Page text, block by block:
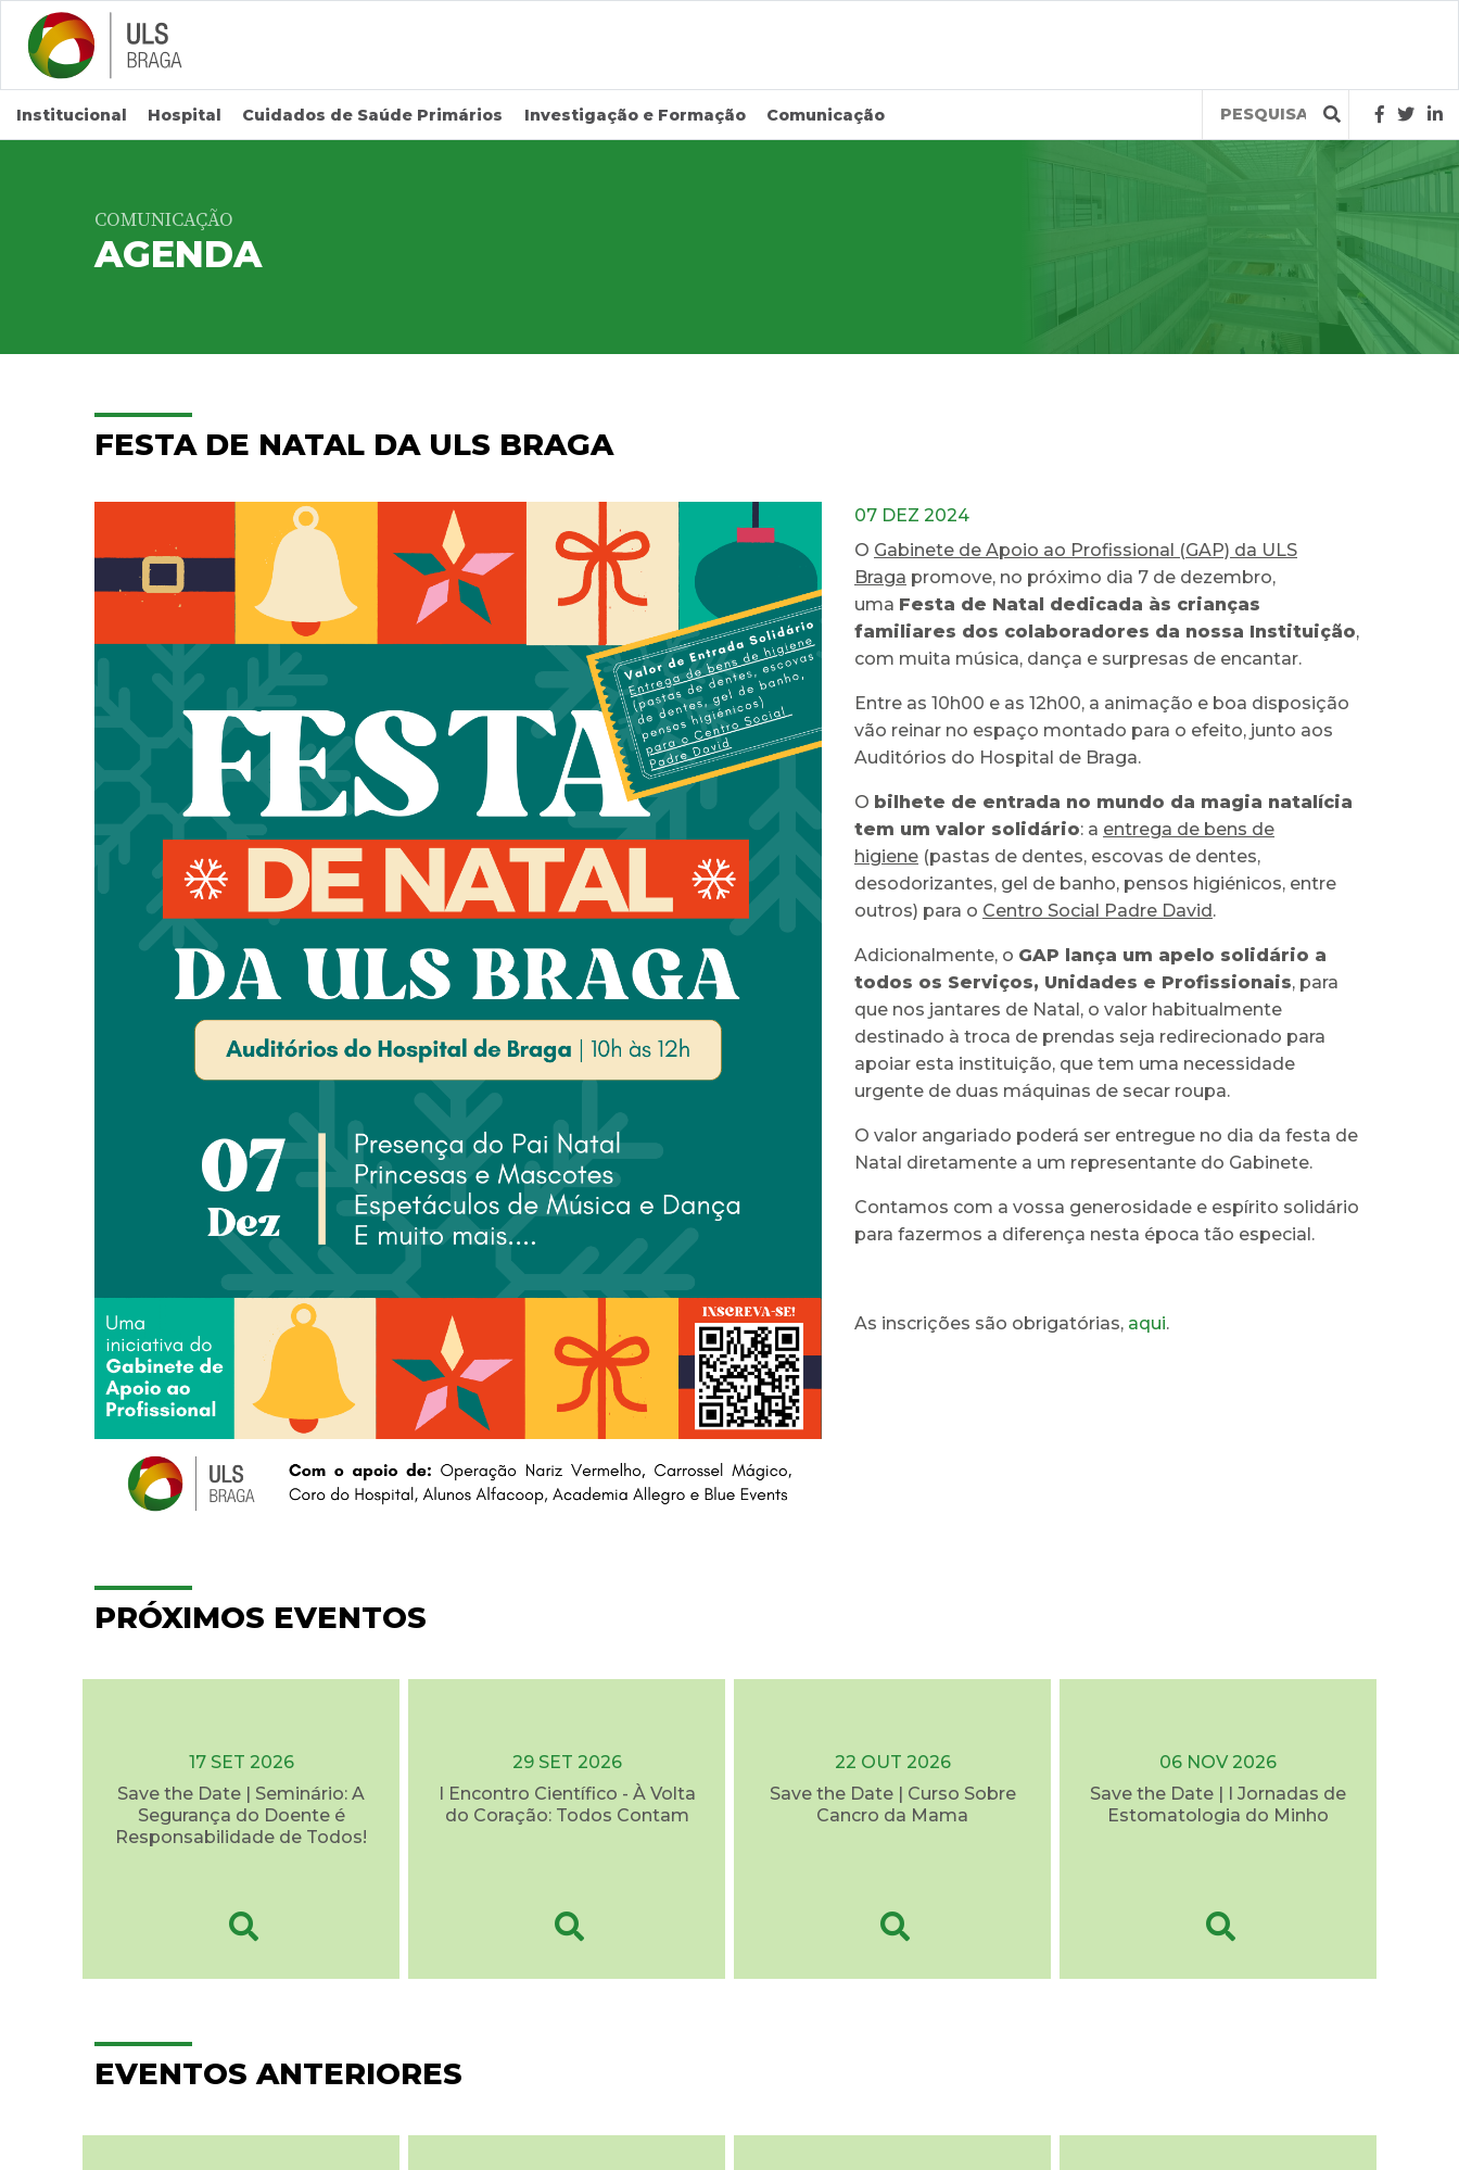
Saltar para conteúdo principal
Institucional Hospital Cuidados de Saúde Primários Investigação e Formação Comunicação
Query
COMUNICAÇÃO
AGENDA
FESTA DE NATAL DA ULS BRAGA
07 DEZ 2024
O Gabinete de Apoio ao Profissional (GAP) da ULS
Braga promove, no próximo dia 7 de dezembro,
uma Festa de Natal dedicada às crianças
familiares dos colaboradores da nossa Instituição,
com muita música, dança e surpresas de encantar.
Entre as 10h00 e as 12h00, a animação e boa disposição
vão reinar no espaço montado para o efeito, junto aos
Auditórios do Hospital de Braga.
O bilhete de entrada no mundo da magia natalícia
tem um valor solidário: a entrega de bens de
higiene (pastas de dentes, escovas de dentes,
desodorizantes, gel de banho, pensos higiénicos, entre
outros) para o Centro Social Padre David.
Adicionalmente, o GAP lança um apelo solidário a
todos os Serviços, Unidades e Profissionais, para
que nos jantares de Natal, o valor habitualmente
destinado à troca de prendas seja redirecionado para
apoiar esta instituição, que tem uma necessidade
urgente de duas máquinas de secar roupa.
O valor angariado poderá ser entregue no dia da festa de
Natal diretamente a um representante do Gabinete.
Contamos com a vossa generosidade e espírito solidário
para fazermos a diferença nesta época tão especial.
As inscrições são obrigatórias, aqui.
PRÓXIMOS EVENTOS
17 SET 2026
Save the Date | Seminário: A
Segurança do Doente é
Responsabilidade de Todos!
29 SET 2026
I Encontro Científico - À Volta
do Coração: Todos Contam
22 OUT 2026
Save the Date | Curso Sobre
Cancro da Mama
06 NOV 2026
Save the Date | I Jornadas de
Estomatologia do Minho
EVENTOS ANTERIORES